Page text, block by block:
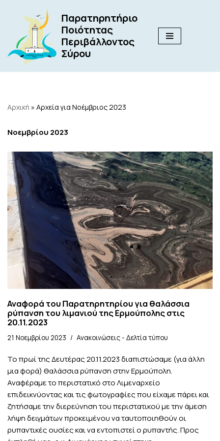
Μεταπηδήστε
στο
περιεχόμενο
Παρατηρητήριο
Ποιότητας
Περιβάλλοντος
Σύρου
Αρχική » Αρχεία για Νοέμβριος 2023
Νοεμβρίου 2023
Αναφορά του Παρατηρητηρίου για θαλάσσια
ρύπανση του λιμανιού της Ερμούπολης στις
20.11.2023
21 Νοεμβρίου 2023 Ανακοινώσεις - Δελτία τύπου
Το πρωί της Δευτέρας 20.11.2023 διαπιστώσαμε (για άλλη
μια φορά) θαλάσσια ρύπανση στην Ερμούπολη.
Αναφέραμε το περιστατικό στο Λιμεναρχείο
επιδεικνύοντας και τις φωτογραφίες που είχαμε πάρει και
ζητήσαμε την διερεύνηση του περιστατικού με την άμεση
λήψη δειγμάτων προκειμένου να ταυτοποιηθούν οι
ρυπαντικές ουσίες και να εντοπιστεί ο ρυπαντής. Προς